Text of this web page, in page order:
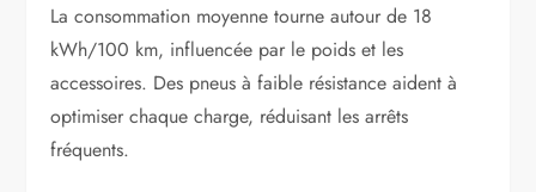
La consommation moyenne tourne autour de 18
kWh/100 km, influencée par le poids et les
accessoires. Des pneus à faible résistance aident à
optimiser chaque charge, réduisant les arrêts
fréquents.